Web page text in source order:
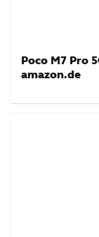
Poco M7 Pro
amazon.de